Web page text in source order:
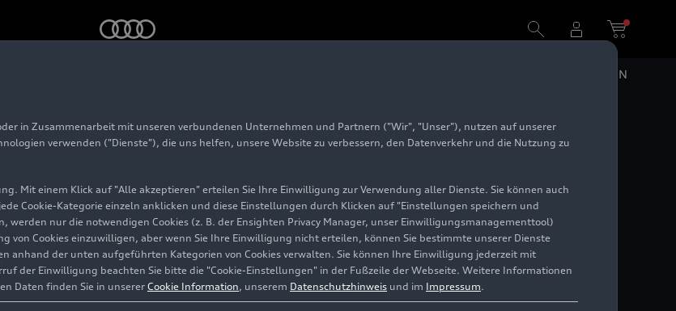
EN
in Zusammenarbeit mit unseren verbundenen Unternehmen und Partnern ("Wir", "Unser"), nutzen auf unserer
verwenden ("Dienste"), die uns helfen, unsere Website zu verbessern, den Datenverkehr und die Nutzung zu
Mit einem Klick auf "Alle akzeptieren" erteilen Sie Ihre Einwilligung zur Verwendung aller Dienste. Sie können auch
Cookie-Kategorie einzeln anklicken und diese Einstellungen durch Klicken auf "Einstellungen speichern und
werden nur die notwendigen Cookies (z. B. der Ensighten Privacy Manager, unser Einwilligungsmanagementtool)
von Cookies einzuwilligen, aber wenn Sie Ihre Einwilligung nicht erteilen, können Sie bestimmte unserer Dienste
anhand der unten aufgeführten Kategorien von Cookies verwalten. Sie können Ihre Einwilligung jederzeit mit
der Einwilligung beachten Sie bitte die "Cookie-Einstellungen" in der Fußzeile der Webseite. Weitere Informationen
Daten finden Sie in unserer Cookie Information, unserem Datenschutzhinweis und im Impressum.